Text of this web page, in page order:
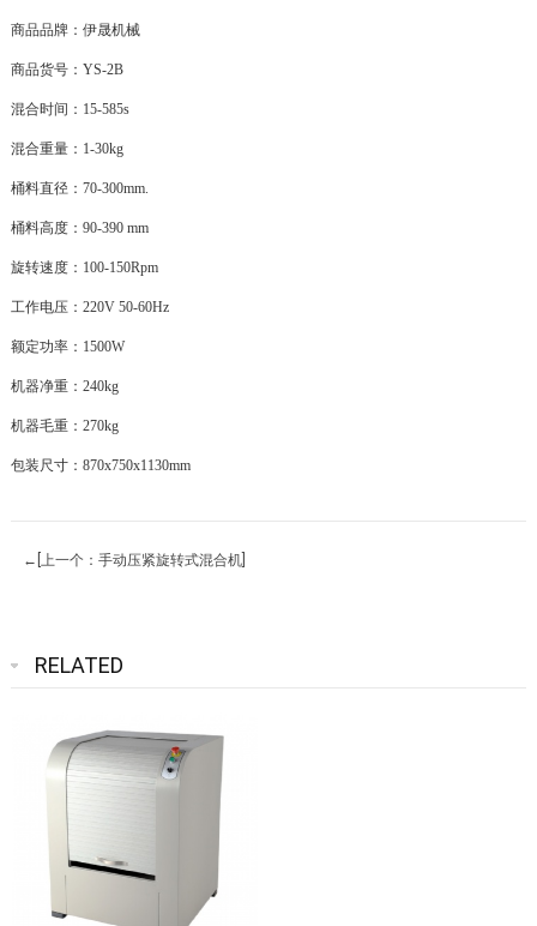
商品品牌：伊晟机械
商品货号： YS-2B
混合时间： 15-585s
混合重量： 1-30kg
桶料直径： 70-300mm.
桶料高度： 90-390 mm
旋转速度： 100-150Rpm
工作电压： 220V 50-60Hz
额定功率： 1500W
机器净重： 240kg
机器毛重： 270kg
包装尺寸： 870x750x1130mm
←[上一个：手动压紧旋转式混合机]
RELATED